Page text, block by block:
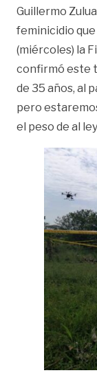
Guillermo
feminicidio
(miércoles) la
confirmó este
de 35 años, al
pero
el peso de al